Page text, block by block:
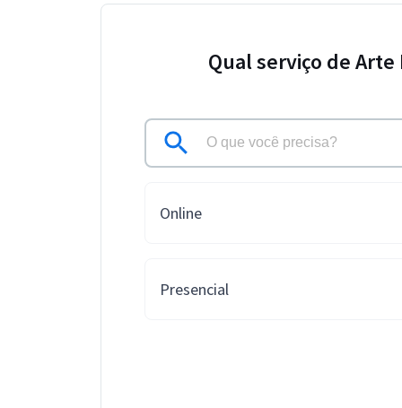
Qual serviço de
Online
Presencial